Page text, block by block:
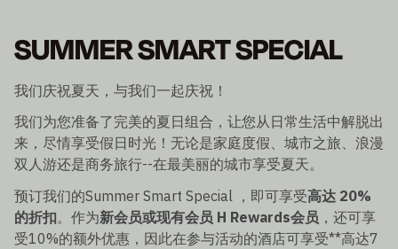
SUMMER SMART SPECIAL
我们庆祝夏天，与我们一起庆祝！
我们为您准备了完美的夏日组合，让您从日常生活中解脱出
来，尽情享受假日时光！无论是家庭度假、城市之旅、浪漫
双人游还是商务旅行--在最美丽的城市享受夏天。
预订我们的Summer Smart Special ，即可享受高达 20%
的折扣。作为新会员或现有会员 H Rewards会员 ，还可享
受10%的额外优惠，因此在参与活动的酒店可享受**高达7